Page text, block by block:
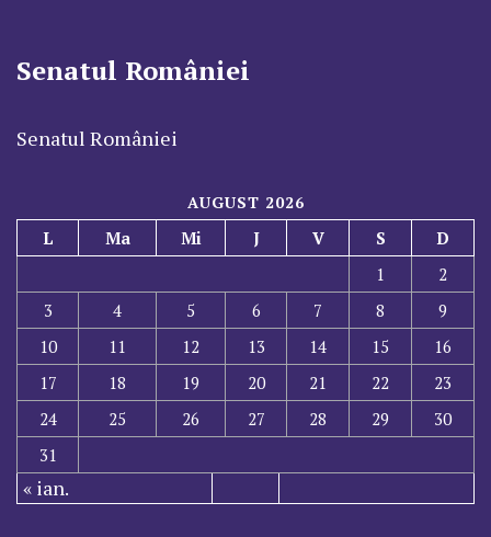
Senatul României
Senatul României
AUGUST 2026
L Ma Mi J V S
D
1
2
3
4 5 6 7 8
9
10
11 12 13 14 15
16
17
18 19 20 21 22
23
24
25 26 27 28 29
30
31
« ian.